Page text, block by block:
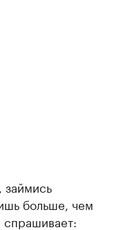
займись
больше, чем